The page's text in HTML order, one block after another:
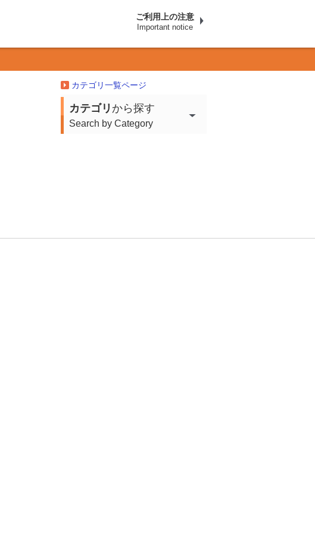
ご利用上の注意
Important notice
カテゴリ一覧ページ
カテゴリ から探す
Search by Category